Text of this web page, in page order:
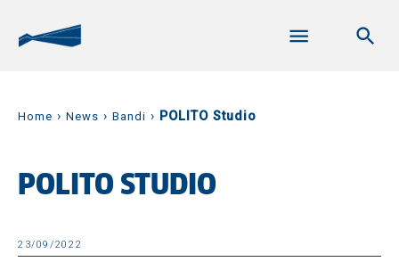
Home › News › Bandi › POLITO Studio
POLITO STUDIO
23/09/2022